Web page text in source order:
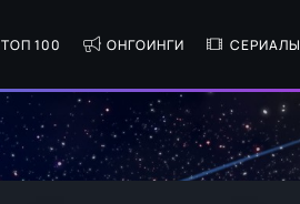
ТОП 100 ОНГОИНГИ СЕРИАЛЫ